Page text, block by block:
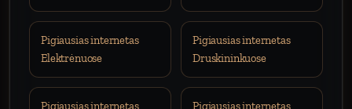
Pigiausias internetas
Elektrėnuose
Pigiausias internetas
Druskininkuose
Pigiausias internetas
Pigiausias internetas